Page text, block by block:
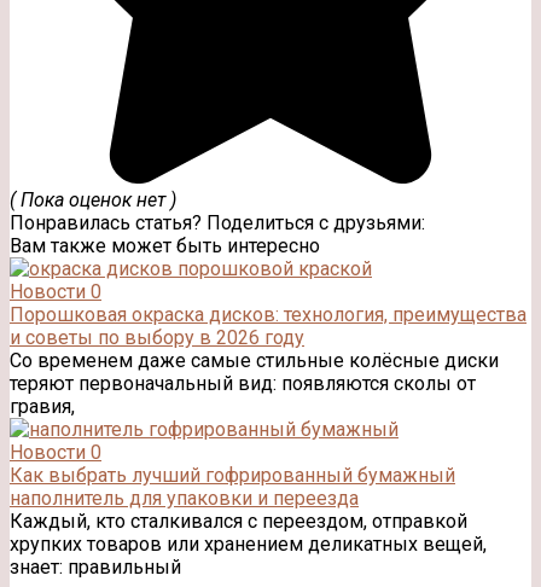
( Пока оценок нет )
Понравилась статья? Поделиться с друзьями:
Вам также может быть интересно
Новости 0
Порошковая окраска дисков: технология, преимущества
и советы по выбору в 2026 году
Со временем даже самые стильные колёсные диски
теряют первоначальный вид: появляются сколы от
гравия,
Новости 0
Как выбрать лучший гофрированный бумажный
наполнитель для упаковки и переезда
Каждый, кто сталкивался с переездом, отправкой
хрупких товаров или хранением деликатных вещей,
знает: правильный